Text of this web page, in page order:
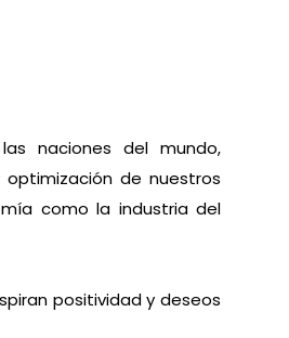
naciones del mundo,
de nuestros
como la industria del
positividad y deseos